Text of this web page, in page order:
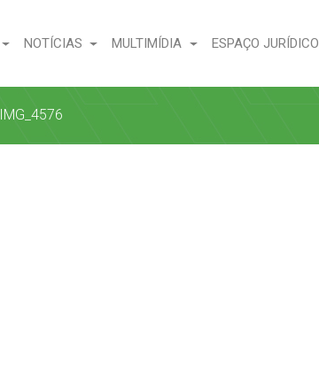
NOTÍCIAS MULTIMÍDIA ESPAÇO JURÍDICO
IMG_4576